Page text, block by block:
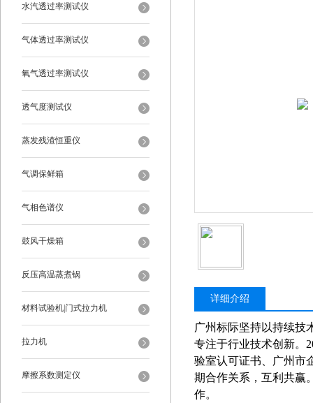
水汽透过率测试仪
气体透过率测试仪
氧气透过率测试仪
透气度测试仪
蒸发残渣恒重仪
气调保鲜箱
气相色谱仪
鼓风干燥箱
反压高温蒸煮锅
材料试验机|门式拉力机
拉力机
摩擦系数测定仪
详细介绍
广州标际坚持以持续技
专注于行业技术创新。
验室认可证书、广州市
期合作关系，互利共赢
作。